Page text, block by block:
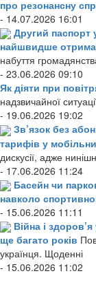
про резонансну
- 14.07.2026 16:01
Другий паспорт
найшвидше
набуття
- 23.06.2026 09:10
Як діяти при
надзвичайної
- 19.06.2026 19:02
Зв’язок без
тарифів у
дискусії, адже
- 17.06.2026 11:24
Басейн чи
навколо
- 15.06.2026 11:11
Війна і
ще багато років
українця. Щоденні
- 15.06.2026 11:02